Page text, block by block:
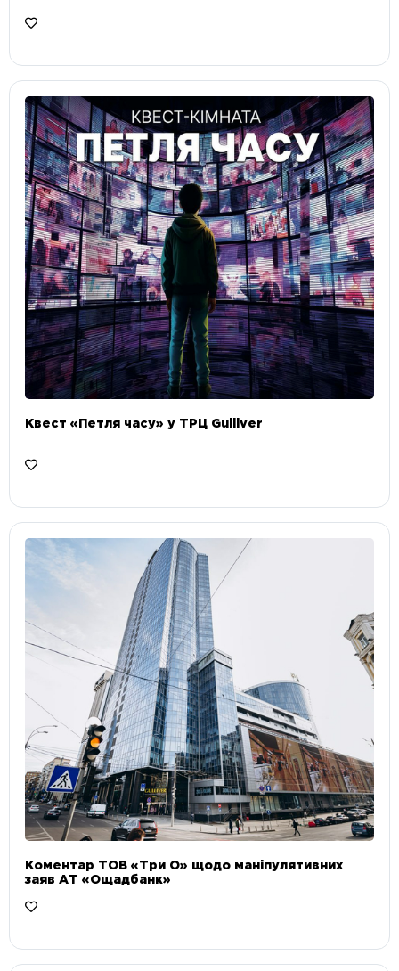
Квест «Петля часу» у ТРЦ Gulliver
Коментар ТОВ «Три О» щодо маніпулятивних
заяв АТ «Ощадбанк»